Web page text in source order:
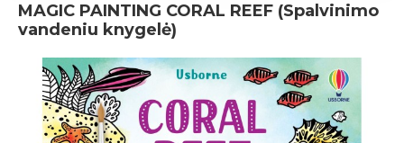
MAGIC PAINTING CORAL REEF (Spalvinimo
vandeniu knygelė)